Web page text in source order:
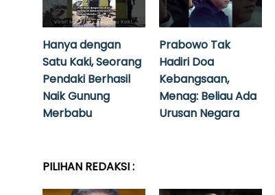
Hanya dengan
Satu Kaki, Seorang
Pendaki Berhasil
Naik Gunung
Merbabu
Prabowo Tak
Hadiri Doa
Kebangsaan,
Menag: Beliau Ada
Urusan Negara
PILIHAN REDAKSI :